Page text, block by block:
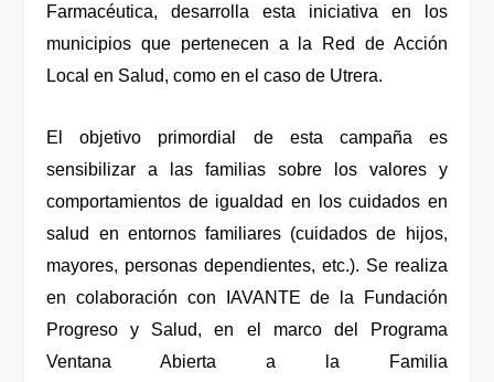
Farmacéutica, desarrolla esta iniciativa en los
municipios que pertenecen a la Red de Acción
Local en Salud, como en el caso de Utrera.
El objetivo primordial de esta campaña es
sensibilizar a las familias sobre los valores y
comportamientos de igualdad en los cuidados en
salud en entornos familiares (cuidados de hijos,
mayores, personas dependientes, etc.). Se realiza
en colaboración con IAVANTE de la Fundación
Progreso y Salud, en el marco del Programa
Ventana Abierta a la Familia